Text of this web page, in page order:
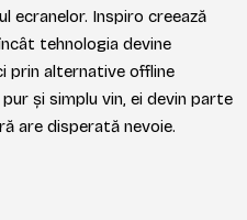
ecranelor. Inspiro creează
tehnologia devine
prin alternative offline
și simplu vin, ei devin parte
are disperată nevoie.